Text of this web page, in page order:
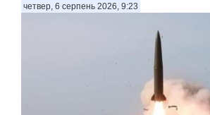
четвер, 6 серпень 2026, 9:23